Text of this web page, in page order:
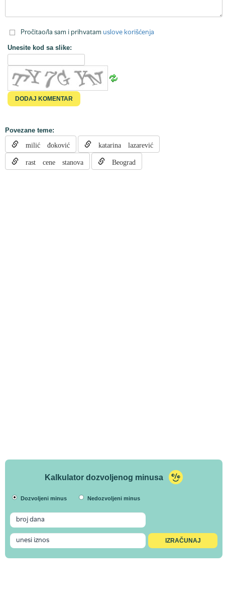
Pročitao/la sam i prihvatam uslove korišćenja
Unesite kod sa slike:
Povezane teme:
milić đoković katarina lazarević
rast cene stanova Beograd
Kalkulator dozvoljenog minusa
Dozvoljeni minus Nedozvoljeni minus